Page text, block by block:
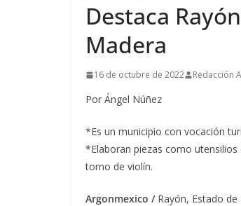
Destaca
Madera
16 de octubre de 2022 Redacción
Por Ángel Núñez
*Es un municipio con vocación
*Elaboran piezas como
torno de violín.
Argonmexico / Rayón, Estado